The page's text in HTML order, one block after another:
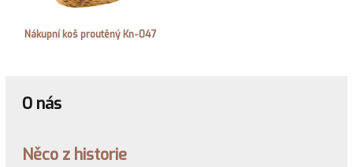
Nákupní koš proutěný Kn-047
O nás
Něco z historie